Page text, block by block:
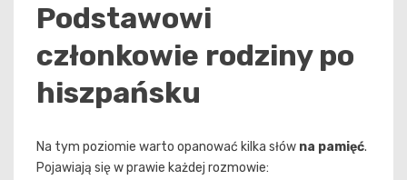
Podstawowi
członkowie rodziny po
hiszpańsku
Na tym poziomie warto opanować kilka słów na pamięć.
Pojawiają się w prawie każdej rozmowie: